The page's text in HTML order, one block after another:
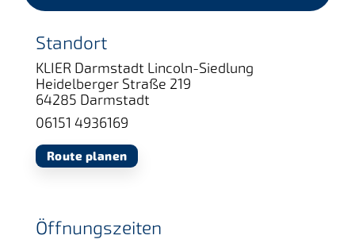
Standort
KLIER Darmstadt Lincoln-Siedlung
Heidelberger Straße 219
64285 Darmstadt
06151 4936169
Route planen
Öffnungszeiten